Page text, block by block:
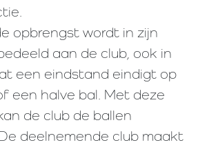
opbrengst wordt in zijn
aan de club, ook in
een eindstand eindigt op
een halve bal. Met deze
de club de ballen
deelnemende club maakt